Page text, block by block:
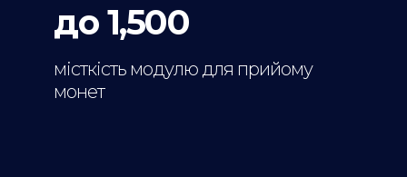
до 1,500
місткість модулю для прийому
монет